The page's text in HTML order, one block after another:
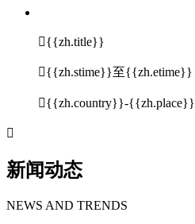
{{zh.title}}
{{zh.stime}}至{{zh.etime}}
{{zh.country}}-{{zh.place}}

新闻动态
NEWS AND TRENDS